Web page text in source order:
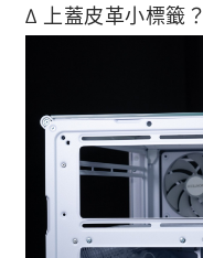
∆ 上蓋皮革小標籤？